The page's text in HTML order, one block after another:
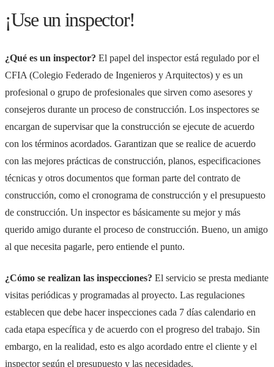
¡Use un inspector!
¿Qué es un inspector? El papel del inspector está regulado por el
CFIA (Colegio Federado de Ingenieros y Arquitectos) y es un
profesional o grupo de profesionales que sirven como asesores y
consejeros durante un proceso de construcción. Los inspectores se
encargan de supervisar que la construcción se ejecute de acuerdo
con los términos acordados. Garantizan que se realice de acuerdo
con las mejores prácticas de construcción, planos, especificaciones
técnicas y otros documentos que forman parte del contrato de
construcción, como el cronograma de construcción y el presupuesto
de construcción. Un inspector es básicamente su mejor y más
querido amigo durante el proceso de construcción. Bueno, un amigo
al que necesita pagarle, pero entiende el punto.
¿Cómo se realizan las inspecciones? El servicio se presta mediante
visitas periódicas y programadas al proyecto. Las regulaciones
establecen que debe hacer inspecciones cada 7 días calendario en
cada etapa específica y de acuerdo con el progreso del trabajo. Sin
embargo, en la realidad, esto es algo acordado entre el cliente y el
inspector según el presupuesto y las necesidades.